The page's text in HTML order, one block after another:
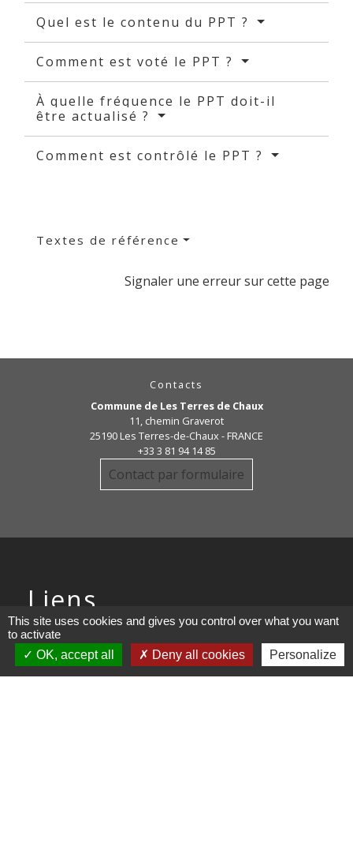
Quel est le contenu du PPT ?
Comment est voté le PPT ?
À quelle fréquence le PPT doit-il
être actualisé ?
Comment est contrôlé le PPT ?
Textes de référence
Signaler une erreur sur cette page
Contacts
Commune de Les Terres de Chaux
11, chemin Graverot
25190 Les Terres-de-Chaux - FRANCE
+33 3 81 94 14 85
Contact par formulaire
Liens
COMMUNAUTE DE COMMUNE
PAYS DE MAICHE
This site uses cookies and gives you control over what you want
to activate
OK, accept all
Deny all cookies Personalize